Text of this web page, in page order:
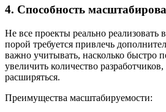
4. Способность
Не все проекты реально реализовать
порой требуется привлечь
важно учитывать, насколько быстро
увеличить количество
расширяться.
Преимущества масштабируемости: